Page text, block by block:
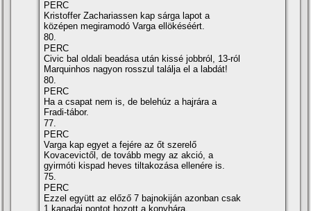
PERC
Kristoffer Zachariassen kap sárga lapot a
középen megiramodó Varga ellökéséért.
80.
PERC
Civic bal oldali beadása után kissé jobbról, 13-ról
Marquinhos nagyon rosszul találja el a labdát!
80.
PERC
Ha a csapat nem is, de belehúz a hajrára a
Fradi-tábor.
77.
PERC
Varga kap egyet a fejére az őt szerelő
Kovacevictől, de tovább megy az akció, a
gyirmóti kispad heves tiltakozása ellenére is.
75.
PERC
Ezzel együtt az előző 7 bajnokiján azonban csak
1 kanadai pontot hozott a konyhára.